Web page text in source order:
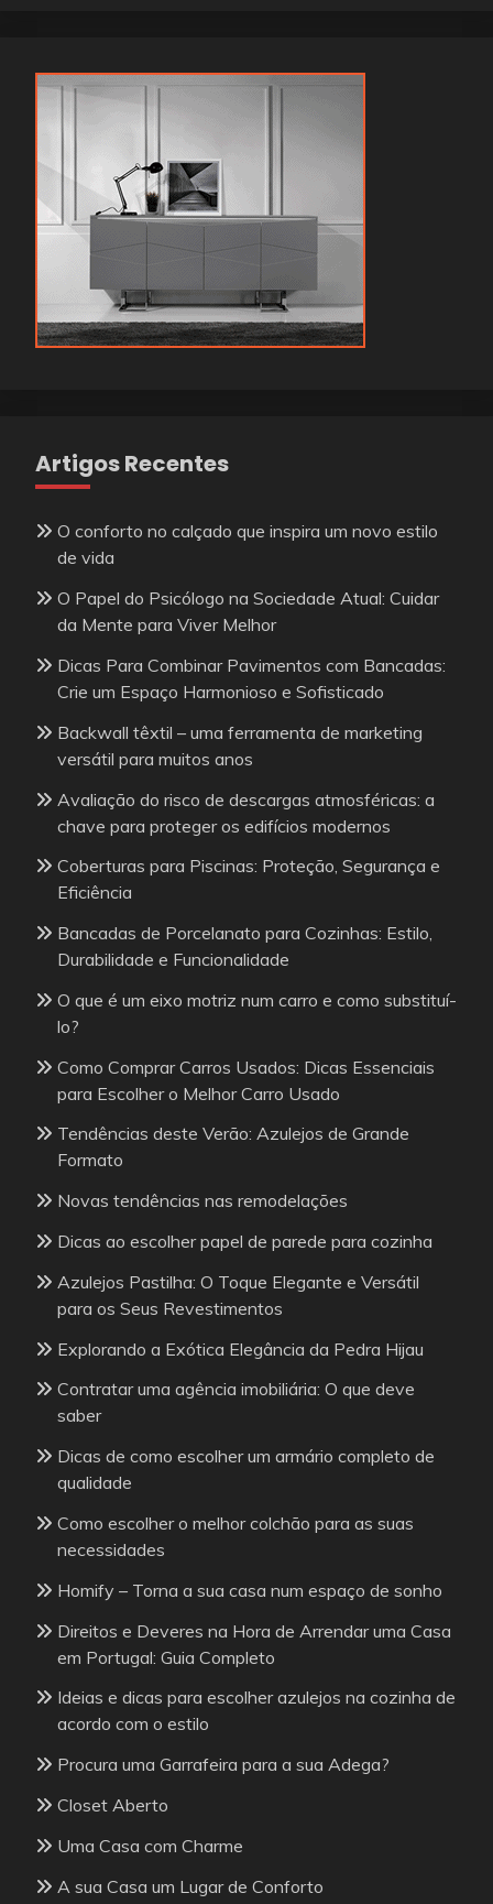
Artigos Recentes
O conforto no calçado que inspira um novo estilo
de vida
O Papel do Psicólogo na Sociedade Atual: Cuidar
da Mente para Viver Melhor
Dicas Para Combinar Pavimentos com Bancadas:
Crie um Espaço Harmonioso e Sofisticado
Backwall têxtil – uma ferramenta de marketing
versátil para muitos anos
Avaliação do risco de descargas atmosféricas: a
chave para proteger os edifícios modernos
Coberturas para Piscinas: Proteção, Segurança e
Eficiência
Bancadas de Porcelanato para Cozinhas: Estilo,
Durabilidade e Funcionalidade
O que é um eixo motriz num carro e como substituí-
lo?
Como Comprar Carros Usados: Dicas Essenciais
para Escolher o Melhor Carro Usado
Tendências deste Verão: Azulejos de Grande
Formato
Novas tendências nas remodelações
Dicas ao escolher papel de parede para cozinha
Azulejos Pastilha: O Toque Elegante e Versátil
para os Seus Revestimentos
Explorando a Exótica Elegância da Pedra Hijau
Contratar uma agência imobiliária: O que deve
saber
Dicas de como escolher um armário completo de
qualidade
Como escolher o melhor colchão para as suas
necessidades
Homify – Torna a sua casa num espaço de sonho
Direitos e Deveres na Hora de Arrendar uma Casa
em Portugal: Guia Completo
Ideias e dicas para escolher azulejos na cozinha de
acordo com o estilo
Procura uma Garrafeira para a sua Adega?
Closet Aberto
Uma Casa com Charme
A sua Casa um Lugar de Conforto